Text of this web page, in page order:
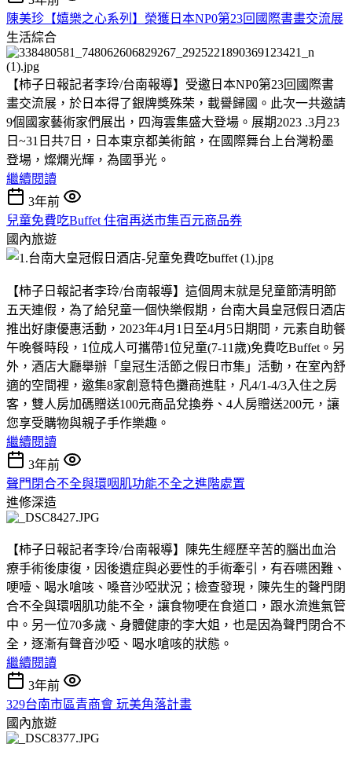
陳美珍【嬉樂之心系列】榮獲日本NP0第23回國際書畫交流展
生活綜合
【柿子日報記者李玲/台南報導】受邀日本NP0第23回國際書
畫交流展，於日本得了銀牌獎殊荣，載譽歸國。此次一共邀請
9個國家藝術家們展出，四海雲集盛大登場。展期2023 .3月23
日~31日共7日，日本東京都美術館，在國際舞台上台灣粉墨
登場，燦爛光輝，為國爭光。
繼續閱讀
3年前
兒童免費吃Buffet 住宿再送市集百元商品券
國內旅遊
【柿子日報記者李玲/台南報導】這個周末就是兒童節清明節
五天連假，為了給兒童一個快樂假期，台南大員皇冠假日酒店
推出好康優惠活動，2023年4月1日至4月5日期間，元素自助餐
午晚餐時段，1位成人可攜帶1位兒童(7-11歲)免費吃Buffet。另
外，酒店大廳舉辦「皇冠生活節之假日市集」活動，在室內舒
適的空間裡，邀集8家創意特色攤商進駐，凡4/1-4/3入住之房
客，雙人房加碼贈送100元商品兌換券、4人房贈送200元，讓
您享受購物與親子手作樂趣。
繼續閱讀
3年前
聲門閉合不全與環咽肌功能不全之進階處置
進修深造
【柿子日報記者李玲/台南報導】陳先生經歷辛苦的腦出血治
療手術後康復，因後遺症與必要性的手術牽引，有吞嚥困難、
哽噎、喝水嗆咳、嗓音沙啞狀況；檢查發現，陳先生的聲門閉
合不全與環咽肌功能不全，讓食物哽在食道口，跟水流進氣管
中。另一位70多歲、身體健康的李大姐，也是因為聲門閉合不
全，逐漸有聲音沙啞、喝水嗆咳的狀態。
繼續閱讀
3年前
329台南市區青商會 玩美角落計畫
國內旅遊